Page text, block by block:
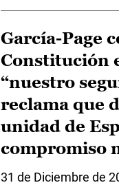
García-Page
Constitución
“nuestro
reclama que
unidad de
compromiso
31 de Diciembre de